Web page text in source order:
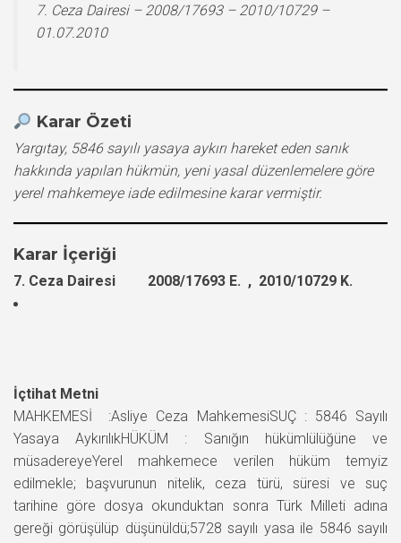
7. Ceza Dairesi – 2008/17693 – 2010/10729 –
01.07.2010
Karar Özeti
Yargıtay, 5846 sayılı yasaya aykırı hareket eden sanık
hakkında yapılan hükmün, yeni yasal düzenlemelere göre
yerel mahkemeye iade edilmesine karar vermiştir.
Karar İçeriği
7. Ceza Dairesi 2008/17693 E. , 2010/10729 K.
İçtihat Metni
MAHKEMESİ :Asliye Ceza MahkemesiSUÇ : 5846 Sayılı
Yasaya AykırılıkHÜKÜM : Sanığın hükümlülüğüne ve
müsadereyeYerel mahkemece verilen hüküm temyiz
edilmekle; başvurunun nitelik, ceza türü, süresi ve suç
tarihine göre dosya okunduktan sonra Türk Milleti adına
gereği görüşülüp düşünüldü;5728 sayılı yasa ile 5846 sayılı